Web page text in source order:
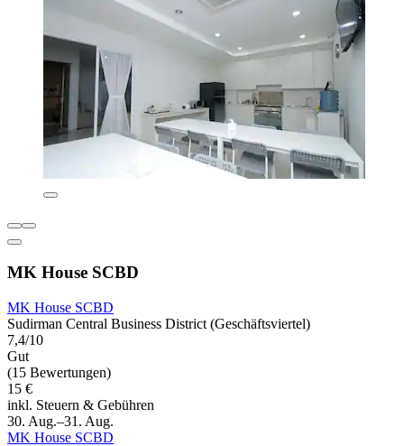
MK House SCBD
MK House SCBD
Sudirman Central Business District (Geschäftsviertel)
7,4/10
Gut
(15 Bewertungen)
15 €
inkl. Steuern & Gebühren
30. Aug.–31. Aug.
MK House SCBD